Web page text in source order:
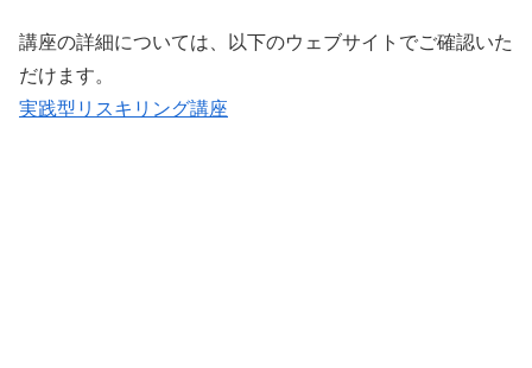
講座の詳細については、以下のウェブサイトでご確認いた
だけます。
実践型リスキリング講座